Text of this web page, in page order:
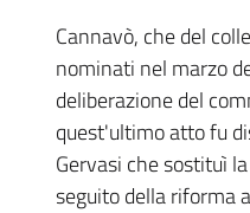
Cannavò, che del
nominati nel marzo
deliberazione del
quest'ultimo atto fu
Gervasi che sostituì
seguito della riforma